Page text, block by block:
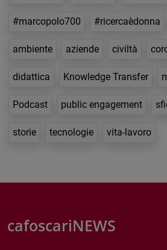
#marcopolo700 #ricercaèdonna
ambiente aziende civiltà
didattica Knowledge Transfer
Podcast public engagement
storie tecnologie vita-lavoro
cafoscariNEWS